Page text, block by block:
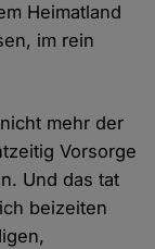
Heimatland
im rein
mehr der
Vorsorge
Und das tat
beizeiten